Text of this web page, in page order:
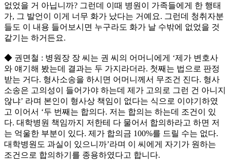
없었을 거 아닙니까? 그런데 이때 병원이 가족들에게 한 행태
가, 그 발언이 이게 너무 화가 났다는 거예요. 그런데 청취자분
들도 이 내용 들어보시면 누구라도 화가 날 수밖에 없었을 것
같기는 하거든요.
◆ 권면철 : 병원장 장 씨는 권 씨의 어머니에게 ‘제가 변호사
와 얘기해 봤는데 결과는 두 가지라더라. 첫째는 법으로 판정
받는 거다. 형사소송을 하시면 어머니께서 무조건 진다. 형사
소송은 고의성이 들어가야 하는데 제가 고의로 그런 건 아니지
않냐’ 라며 본인이 형사상 책임이 없다는 식으로 이야기하였
고 이어서 ‘두 번째는 합의다. 저는 합의는 하는데 조건이 있
다. 대학병원 책임까지 저한테 다 물어서 합의하라고 하면 저
는 억울한 부분이 있다. 제가 합의금 100%를 드릴 수는 없다.
대학병원도 과실이 있으니까’라며 이 씨에게 자기가 원하는
조건으로 합의하기를 종용하였다고 합니다.